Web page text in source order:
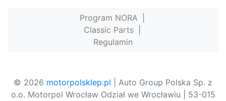
Program NORA
Classic Parts
Regulamin
© 2026 motorpolsklep.pl | Auto Group Polska Sp. z
o.o. Motorpol Wrocław Odział we Wrocławiu | 53-015